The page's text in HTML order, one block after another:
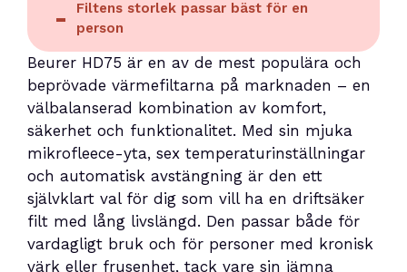
Filtens storlek passar bäst för en
person
Beurer HD75 är en av de mest populära och
beprövade värmefiltarna på marknaden – en
välbalanserad kombination av komfort,
säkerhet och funktionalitet. Med sin mjuka
mikrofleece-yta, sex temperaturinställningar
och automatisk avstängning är den ett
självklart val för dig som vill ha en driftsäker
filt med lång livslängd. Den passar både för
vardagligt bruk och för personer med kronisk
värk eller frusenhet, tack vare sin jämna